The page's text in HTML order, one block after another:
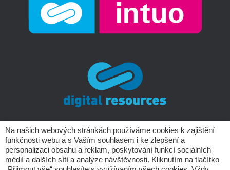
Copyright © Digital Resources a.s.
Na našich webových stránkách používáme cookies k zajištění
funkčnosti webu a s Vaším souhlasem i ke zlepšení a
personalizaci obsahu a reklam, poskytování funkcí sociálních
médií a dalších sítí a analýze návštěvnosti. Kliknutím na tlačítko